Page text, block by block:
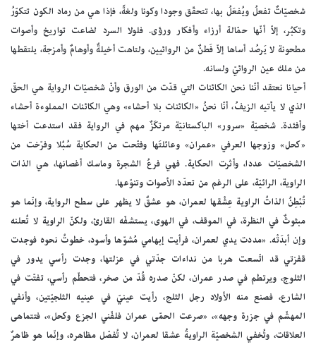
شخصيّاتٌ تفعلُ ويُفعَلُ بها، تتحقّق وجودا وكونا ولغةً، فإذا هي من رماد الكون تتكوّرُ
وتكبُر، إلاّ أنّها حمّالة أرزاء وأفكار ورؤى. فلولا السرد لضاعت تواريخ وأصوات
مطحونة لا يَرصُد أساها إلاّ فَطنٌ من الروائيين، ولتاهت أخيلةٌ وأوهامٌ وأمزجة، يلتقطها
من ملك عين الروائيّ ولسانه.
أحيانا نعتقد أنّنا نحن الكائنات التي قدّت من الورق وأنّ شخصيّات الرواية هي الحقّ
الذي لا يأتيه الزيفُ، أنّا نحنُ «الكائنات بلا أحشاء» وهي الكائنات المملوءة أحشاء
وأفئدة. شخصيّة «سرور» الباكستانيّة مرتكَزٌ مهم في الرواية فقد استدعت أختها
«كحل» وزوجها العرفي «عمران» وعائلتَها وفتّحت من الحكاية سُبُلا وفرّخت من
الشخصيّات عددا، وأثرت الحكاية. فهي فرعُ الشجرة وماسك أغصانها، هي الذات
الراوية، الرائيّة، على الرغم من تعدّد الأصوات وتنوّعها.
تُبْطِنُ الذاتُ الراوية عِشْقها لعمران، هو عشقٌ لا يظهر على سطح الرواية، وإنّما هو
مبثوثٌ في النظرة، في الموقف، في الهوى، يستشفّه القارئ، ولكنّ الراوية لا تُعلنه
وإن أبدَتْه. «مددت يدي لعمران، فرأيت إبهامي مُشوّها وأسود، خطوتُ نحوه فوجدت
قفزتي قد اتّسعت هربا من نداءات جدّتي في عزلتها، وجدت رأسي يدور في
الثلوج، ويرتطم في صدر عمران، لكنّ صدره قُدّ من صخر، فتحطّم رأسي، تفتّت في
الشارع، فصنع منه الأولاد رجل الثلج، رأيت عينيّ في عينيه الثلجيّتين، وأنفي
المهشّم في جزرة وجهه»، «صرعت الحمّى عمران فلفّني الجزع وكحل»، فتتماهى
العلاقات، وتُخفي الشخصيّة الراويةُ عشقا لعمران، لا تُفصّل مظاهره، وإنّما هو ظاهرٌ